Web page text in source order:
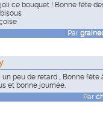
ce bouquet ! Bonne fête
Par
un peu de retard ; Bonne fête
et bonne journée.
Par